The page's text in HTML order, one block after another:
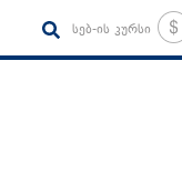
სებ-ის კურსი